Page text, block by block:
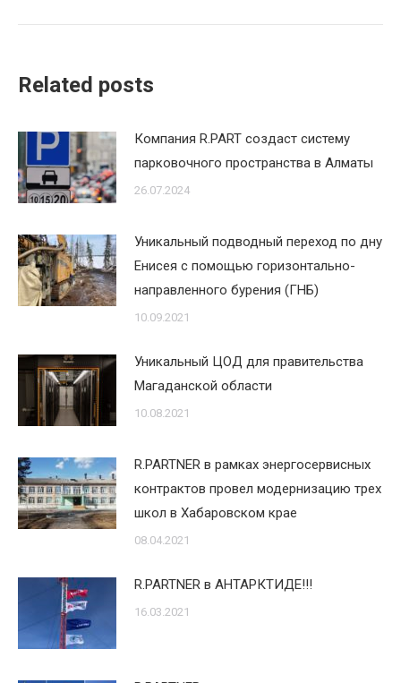
Related posts
Компания R.PART создаст систему
парковочного пространства в Алматы
26.07.2024
Уникальный подводный переход по дну
Енисея с помощью горизонтально-
направленного бурения (ГНБ)
10.09.2021
Уникальный ЦОД для правительства
Магаданской области
10.08.2021
R.PARTNER в рамках энергосервисных
контрактов провел модернизацию трех
школ в Хабаровском крае
08.04.2021
R.PARTNER в АНТАРКТИДЕ!!!
16.03.2021